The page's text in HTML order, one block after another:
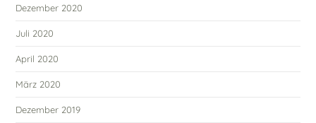
Dezember 2020
Juli 2020
April 2020
März 2020
Dezember 2019